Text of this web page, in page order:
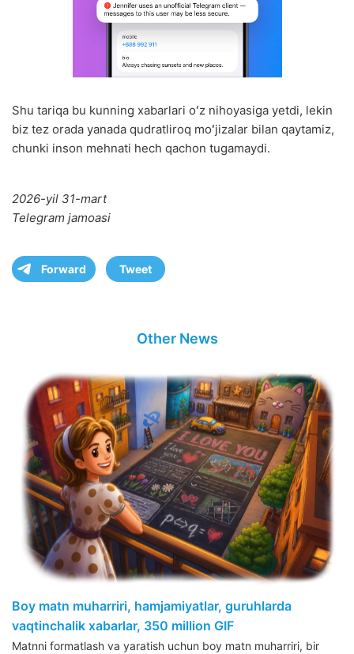
Shu tariqa bu kunning xabarlari oʻz nihoyasiga yetdi, lekin
biz tez orada yanada qudratliroq moʻjizalar bilan qaytamiz,
chunki inson mehnati hech qachon tugamaydi.
2026-yil 31-mart
Telegram jamoasi
Forward Tweet
Other News
Boy matn muharriri, hamjamiyatlar, guruhlarda
vaqtinchalik xabarlar, 350 million GIF
Matnni formatlash va yaratish uchun boy matn muharriri, bir